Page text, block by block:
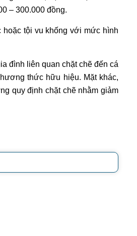
– 300.000 đồng.
tội vu khống với mức hình
đình liên quan chặt chẽ đến cá
thức hữu hiệu. Mặt khác,
quy định chặt chẽ nhằm giảm